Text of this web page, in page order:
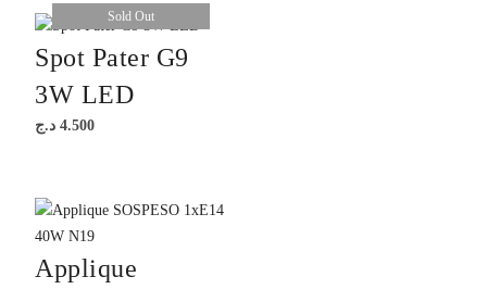
Sold Out
Spot Pater G9
3W LED
4.500 د.ج
Applique